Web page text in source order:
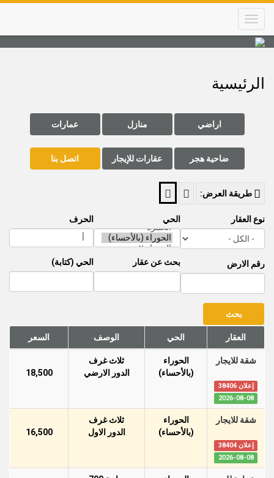
Skip
main
content
navigation
الرئيسية
اراضي منازل عمارات
ضاحية هجر عقارات للإيجار اتصل بنا
طريقة العرض:
نوع العقار
رقم الارض
الحي
بحث عن عقار
الحرف
الحي (كتابة)
العقار الحي الوصف السعر
شقة للايجار
إعلان 38406
2026-08-08
الحوراء
(بالأحساء)
ثلاث غرف
الدور اﻻرضي
18,500
شقة للايجار
إعلان 38404
2026-08-08
الحوراء
(بالأحساء)
ثلاث غرف
الدور اﻻول
16,500